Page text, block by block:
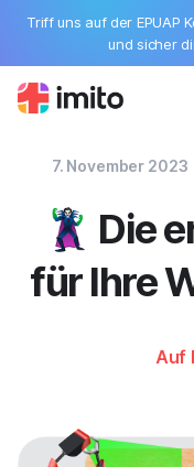
Triff uns auf der EPUAP
und sicher
7. November 2023
🦹 Die
für Ihre
Auf